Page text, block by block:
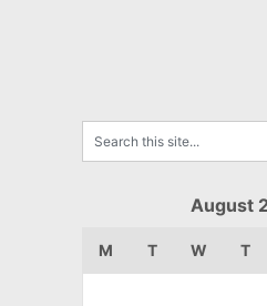
August
M T W T